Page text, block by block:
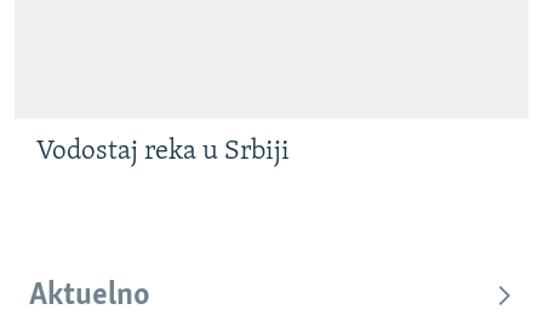
Vodostaj reka u Srbiji
Aktuelno